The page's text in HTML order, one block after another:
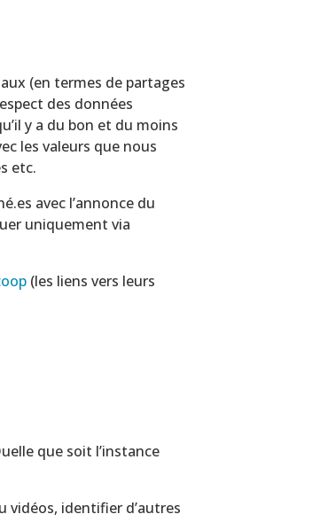
(en termes de partages
des données
y a du bon et du moins
les valeurs que nous
etc.
avec l’annonce du
uniquement via
(les liens vers leurs
que soit l’instance
vidéos, identifier d’autres